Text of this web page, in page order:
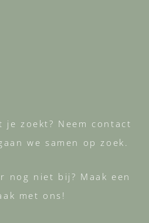
je zoekt? Neem contact
we samen op zoek.
nog niet bij? Maak een
met ons!